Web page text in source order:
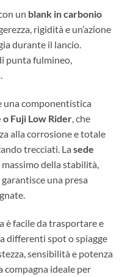
un blank in carbonio
rigidità e un’azione
durante il lancio.
punta fulmineo,
una componentistica
Fuji Low Rider , che
alla corrosione e totale
trecciati. La sede
della stabilità,
una presa
è facile da trasportare e
differenti spot o spiagge
sensibilità e potenza
compagna ideale per